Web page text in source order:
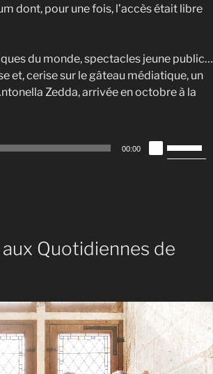
dont, pour une fois, l’accès était libre
du monde, spectacles jeune public…
et, cerise sur le gâteau médiatique, un
Zedda, arrivée en octobre à la
00:00
les
diminuer
Quotidiennes de